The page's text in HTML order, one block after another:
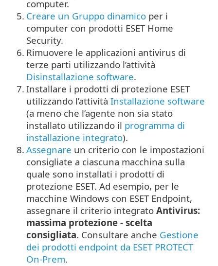
computer.
5. Creare un Gruppo dinamico per i
computer con prodotti ESET Home
Security.
6. Rimuovere le applicazioni antivirus di
terze parti utilizzando l’attività
Disinstallazione software.
7. Installare i prodotti di protezione ESET
utilizzando l’attività Installazione software
(a meno che l’agente non sia stato
installato utilizzando il programma di
installazione integrato).
8. Assegnare un criterio con le impostazioni
consigliate a ciascuna macchina sulla
quale sono installati i prodotti di
protezione ESET. Ad esempio, per le
macchine Windows con ESET Endpoint,
assegnare il criterio integrato Antivirus:
massima protezione - scelta
consigliata. Consultare anche Gestione
dei prodotti endpoint da ESET PROTECT
On-Prem.